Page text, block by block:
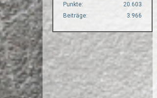
Punkte
20.603
Beiträge
3.966